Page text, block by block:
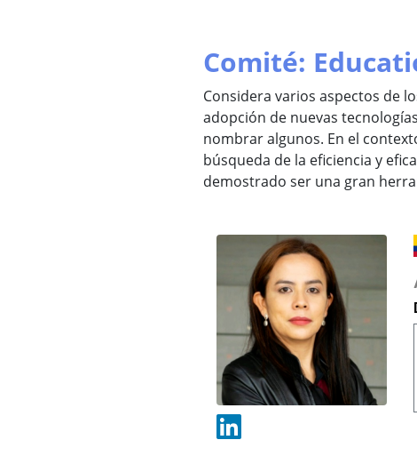
Comité:
Considera varios aspectos de
adopción de nuevas
nombrar algunos. En el
búsqueda de la eficiencia y
demostrado ser una gran